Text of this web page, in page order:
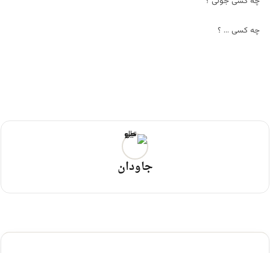
چه کسی … ؟
جاودان